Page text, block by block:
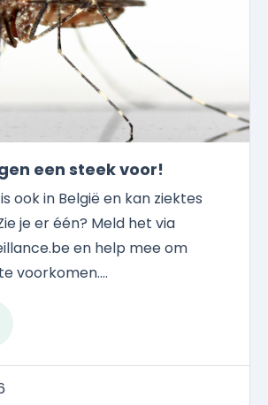
een steek voor!
ook in België en kan ziektes
je er één? Meld het via
en help mee om
voorkomen....